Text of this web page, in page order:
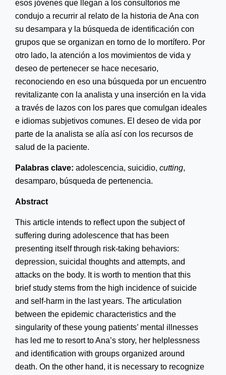
esos jóvenes que llegan a los consultorios me
condujo a recurrir al relato de la historia de Ana con
su desampara y la búsqueda de identificación con
grupos que se organizan en torno de lo mortífero. Por
otro lado, la atención a los movimientos de vida y
deseo de pertenecer se hace necesario,
reconociendo en eso una búsqueda por un encuentro
revitalizante con la analista y una inserción en la vida
a través de lazos con los pares que comulgan ideales
e idiomas subjetivos comunes. El deseo de vida por
parte de la analista se alía así con los recursos de
salud de la paciente.
Palabras clave: adolescencia, suicidio, cutting,
desamparo, búsqueda de pertenencia.
Abstract
This article intends to reflect upon the subject of
suffering during adolescence that has been
presenting itself through risk-taking behaviors:
depression, suicidal thoughts and attempts, and
attacks on the body. It is worth to mention that this
brief study stems from the high incidence of suicide
and self-harm in the last years. The articulation
between the epidemic characteristics and the
singularity of these young patients’ mental illnesses
has led me to resort to Ana’s story, her helplessness
and identification with groups organized around
death. On the other hand, it is necessary to recognize